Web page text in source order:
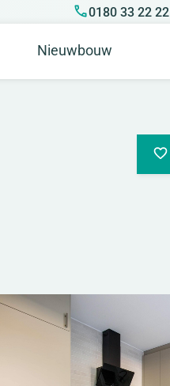
0180 33 22 22
Nieuwbouw